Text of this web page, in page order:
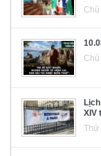
XIV
Thứ